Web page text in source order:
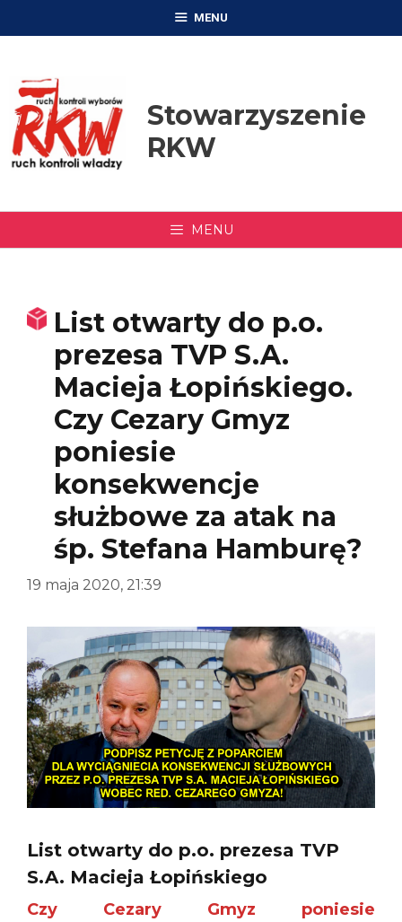
MENU
Stowarzyszenie
RKW
MENU
List otwarty do p.o.
prezesa TVP S.A.
Macieja Łopińskiego.
Czy Cezary Gmyz
poniesie
konsekwencje
służbowe za atak na
śp. Stefana Hamburę?
19 maja 2020, 21:39
List otwarty do p.o. prezesa TVP
S.A. Macieja Łopińskiego
Czy Cezary Gmyz poniesie